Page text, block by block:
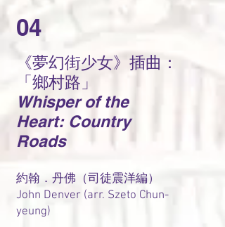
04
《夢幻街少女》插曲：
「鄉村路」
Whisper of the
Heart: Country
Roads
約翰．丹佛（司徒震洋編）
John Denver (arr. Szeto Chun-
yeung)